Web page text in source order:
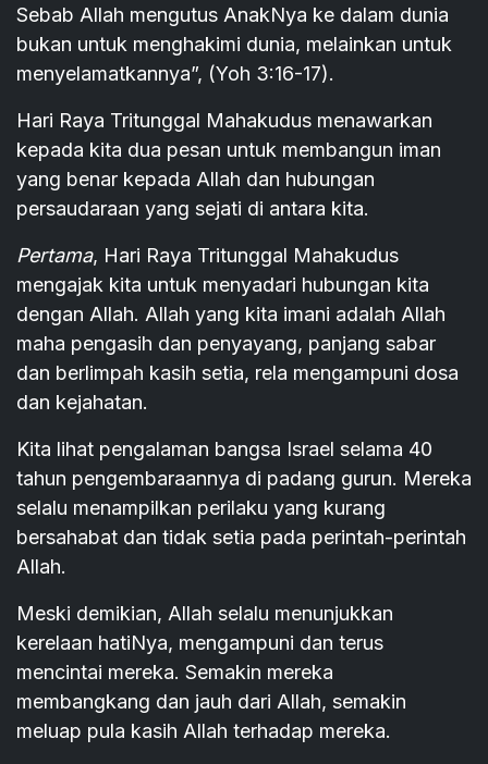
Sebab Allah mengutus AnakNya ke dalam dunia
bukan untuk menghakimi dunia, melainkan untuk
menyelamatkannya”, (Yoh 3:16-17).
Hari Raya Tritunggal Mahakudus menawarkan
kepada kita dua pesan untuk membangun iman
yang benar kepada Allah dan hubungan
persaudaraan yang sejati di antara kita.
Pertama, Hari Raya Tritunggal Mahakudus
mengajak kita untuk menyadari hubungan kita
dengan Allah. Allah yang kita imani adalah Allah
maha pengasih dan penyayang, panjang sabar
dan berlimpah kasih setia, rela mengampuni dosa
dan kejahatan.
Kita lihat pengalaman bangsa Israel selama 40
tahun pengembaraannya di padang gurun. Mereka
selalu menampilkan perilaku yang kurang
bersahabat dan tidak setia pada perintah-perintah
Allah.
Meski demikian, Allah selalu menunjukkan
kerelaan hatiNya, mengampuni dan terus
mencintai mereka. Semakin mereka
membangkang dan jauh dari Allah, semakin
meluap pula kasih Allah terhadap mereka.